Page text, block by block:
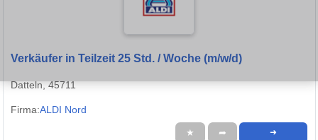
Verkäufer in Teilzeit 25 Std. / Woche (m/w/d)
Datteln, 45711
Firma:ALDI Nord
★ ➦ ➜